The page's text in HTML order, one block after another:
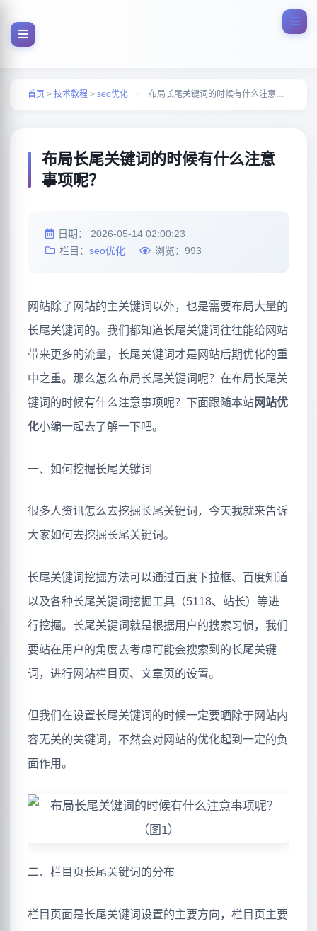
首页 > 技术教程 > seo优化 > 布局长尾关键词的时候有什么注意事项呢？
布局长尾关键词的时候有什么注意
事项呢？
日期： 2026-05-14 02:00:23
栏目： seo优化 浏览： 993
网站除了网站的主关键词以外，也是需要布局大量的
长尾关键词的。我们都知道长尾关键词往往能给网站
带来更多的流量，长尾关键词才是网站后期优化的重
中之重。那么怎么布局长尾关键词呢？在布局长尾关
键词的时候有什么注意事项呢？下面跟随本站网站优
化小编一起去了解一下吧。
一、如何挖掘长尾关键词
很多人资讯怎么去挖掘长尾关键词，今天我就来告诉
大家如何去挖掘长尾关键词。
长尾关键词挖掘方法可以通过百度下拉框、百度知道
以及各种长尾关键词挖掘工具（5118、站长）等进
行挖掘。长尾关键词就是根据用户的搜索习惯，我们
要站在用户的角度去考虑可能会搜索到的长尾关键
词，进行网站栏目页、文章页的设置。
但我们在设置长尾关键词的时候一定要晒除于网站内
容无关的关键词，不然会对网站的优化起到一定的负
面作用。
二、栏目页长尾关键词的分布
栏目页面是长尾关键词设置的主要方向，栏目页主要